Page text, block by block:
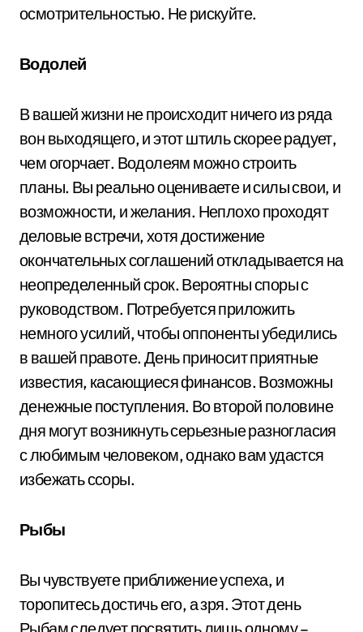
осмотрительностью. Не рискуйте.
Водолей
В вашей жизни не происходит ничего из ряда
вон выходящего, и этот штиль скорее радует,
чем огорчает. Водолеям можно строить
планы. Вы реально оцениваете и силы свои, и
возможности, и желания. Неплохо проходят
деловые встречи, хотя достижение
окончательных соглашений откладывается на
неопределенный срок. Вероятны споры с
руководством. Потребуется приложить
немного усилий, чтобы оппоненты убедились
в вашей правоте. День приносит приятные
известия, касающиеся финансов. Возможны
денежные поступления. Во второй половине
дня могут возникнуть серьезные разногласия
с любимым человеком, однако вам удастся
избежать ссоры.
Рыбы
Вы чувствуете приближение успеха, и
торопитесь достичь его, а зря. Этот день